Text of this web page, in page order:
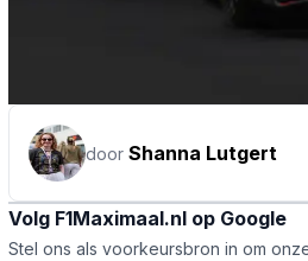
door Shanna Lutgert
Volg F1Maximaal.nl op Google
Stel ons als voorkeursbron in om